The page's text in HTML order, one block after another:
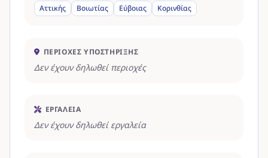
Αττικής
Βοιωτίας Εύβοιας Κορινθίας
ΠΕΡΙΟΧΈΣ ΥΠΟΣΤΉΡΙΞΗΣ
Δεν έχουν δηλωθεί περιοχές
ΕΡΓΑΛΕΊΑ
Δεν έχουν δηλωθεί εργαλεία